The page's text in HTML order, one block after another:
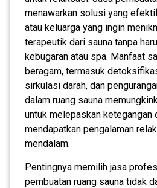
menawarkan solusi yang
atau keluarga yang ingin
terapeutik dari sauna tanpa
kebugaran atau spa. Manfaat
beragam, termasuk
sirkulasi darah, dan
dalam ruang sauna
untuk melepaskan ketegangan
mendapatkan pengalaman
mendalam.
Pentingnya memilih jasa
pembuatan ruang sauna tidak